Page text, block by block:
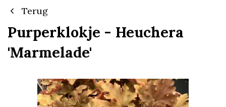
Terug
Purperklokje - Heuchera
'Marmelade'